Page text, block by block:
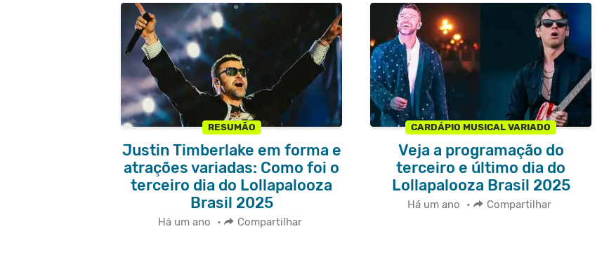
RESUMÃO
Justin Timberlake em forma e
atrações variadas: Como foi o
terceiro dia do Lollapalooza
Brasil 2025
Há um ano • Compartilhar
CARDÁPIO MUSICAL VARIADO
Veja a programação do
terceiro e último dia do
Lollapalooza Brasil 2025
Há um ano • Compartilhar